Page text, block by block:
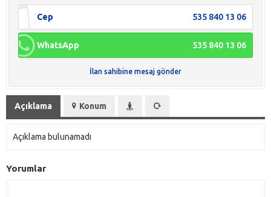
Cep 535 840 13 06
WhatsApp 535 840 13 06
İlan sahibine mesaj gönder
Açıklama Konum
Açıklama bulunamadı
Yorumlar